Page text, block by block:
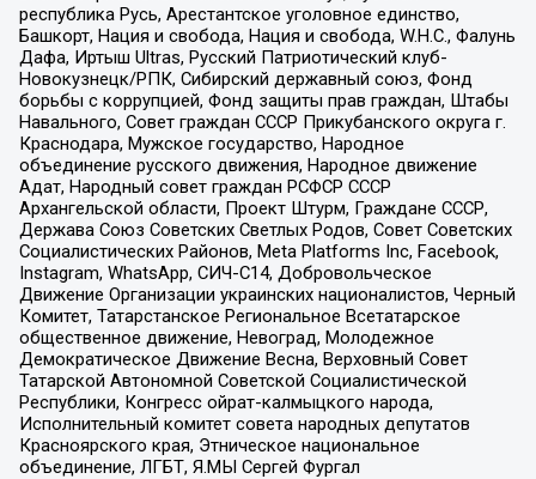
республика Русь, Арестантское уголовное единство,
Башкорт, Нация и свобода, Нация и свобода, W.H.С., Фалунь
Дафа, Иртыш Ultras, Русский Патриотический клуб-
Новокузнецк/РПК, Сибирский державный союз, Фонд
борьбы с коррупцией, Фонд защиты прав граждан, Штабы
Навального, Совет граждан СССР Прикубанского округа г.
Краснодара, Мужское государство, Народное
объединение русского движения, Народное движение
Адат, Народный совет граждан РСФСР СССР
Архангельской области, Проект Штурм, Граждане СССР,
Держава Союз Советских Светлых Родов, Совет Советских
Социалистических Районов, Meta Platforms Inc, Facebook,
Instagram, WhatsApp, СИЧ-С14, Добровольческое
Движение Организации украинских националистов, Черный
Комитет, Татарстанское Региональное Всетатарское
общественное движение, Невоград, Молодежное
Демократическое Движение Весна, Верховный Совет
Татарской Автономной Советской Социалистической
Республики, Конгресс ойрат-калмыцкого народа,
Исполнительный комитет совета народных депутатов
Красноярского края, Этническое национальное
объединение, ЛГБТ, Я.МЫ Сергей Фургал